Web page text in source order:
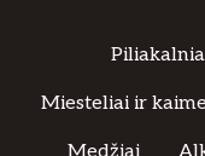
Miesteliai ir